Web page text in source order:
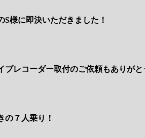
S様に即決いただきました！
ブレコーダー取付のご依頼もありが
の７人乗り！